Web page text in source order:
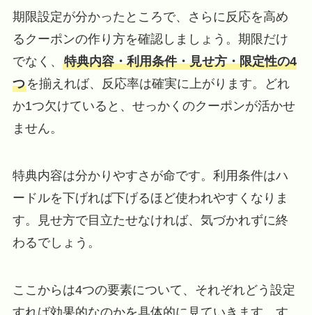
期限設定が分かったところで、さらに反応を高め
るクーポンの作り方を確認しましょう。期限だけ
でなく、 特典内容・利用条件・見せ方・限定性の4
つを揃えれば、反応率は確実に上がります。どれ
か1つ欠けていると、せっかくのクーポンが活かせ
ません。
特典内容は分かりやすさが命です。利用条件はハ
ードルを下げれば下げるほど使われやすくなりま
す。見せ方で目立たせなければ、気づかれずに終
わるでしょう。
ここからは4つの要素について、それぞれどう設定
すれば効果的なのかを具体的に見ていきます。す